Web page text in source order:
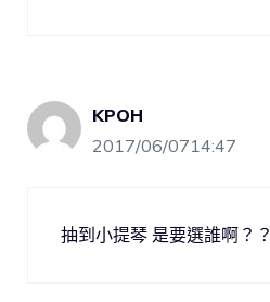
KPOH
2017/06/0714:47
抽到小提琴 是要選誰啊？？